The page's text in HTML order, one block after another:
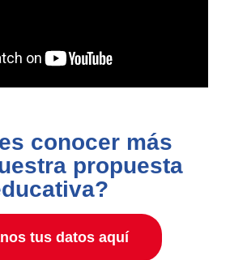
conocer más
propuesta
tus datos aquí